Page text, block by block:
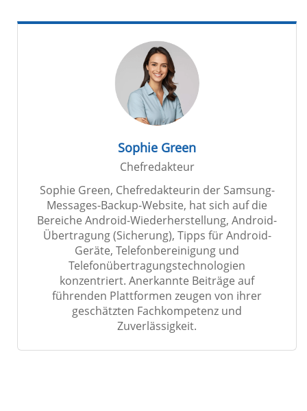
Sophie Green
Chefredakteur
Sophie Green, Chefredakteurin der Samsung-
Messages-Backup-Website, hat sich auf die
Bereiche Android-Wiederherstellung, Android-
Übertragung (Sicherung), Tipps für Android-
Geräte, Telefonbereinigung und
Telefonübertragungstechnologien
konzentriert. Anerkannte Beiträge auf
führenden Plattformen zeugen von ihrer
geschätzten Fachkompetenz und
Zuverlässigkeit.